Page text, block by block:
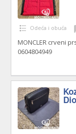
Odeća i obuća
MONCLER crveni
0604804949